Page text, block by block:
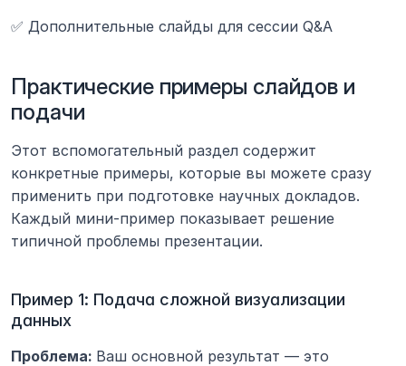
✅ Дополнительные слайды для сессии Q&A
Практические примеры слайдов и
подачи
Этот вспомогательный раздел содержит
конкретные примеры, которые вы можете сразу
применить при подготовке научных докладов.
Каждый мини-пример показывает решение
типичной проблемы презентации.
Пример 1: Подача сложной визуализации
данных
Проблема: Ваш основной результат — это